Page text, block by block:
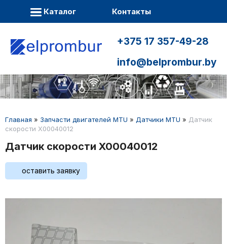
Каталог Контакты
+375 17 357-49-28
info@belprombur.by
Главная » Запчасти двигателей MTU » Датчики MTU » Датчик
скорости X00040012
Датчик скорости X00040012
оставить заявку